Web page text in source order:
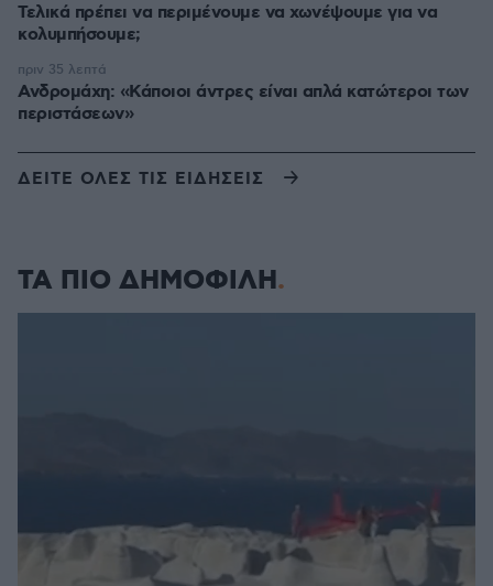
Τελικά πρέπει να περιμένουμε να χωνέψουμε για να
κολυμπήσουμε;
Ανδρομάχη: «Κάποιοι άντρες είναι απλά κατώτεροι των
περιστάσεων»
πριν 35 λεπτά
ΔΕΙΤΕ ΟΛΕΣ ΤΙΣ ΕΙΔΗΣΕΙΣ
ΤΑ ΠΙΟ ΔΗΜΟΦΙΛΗ